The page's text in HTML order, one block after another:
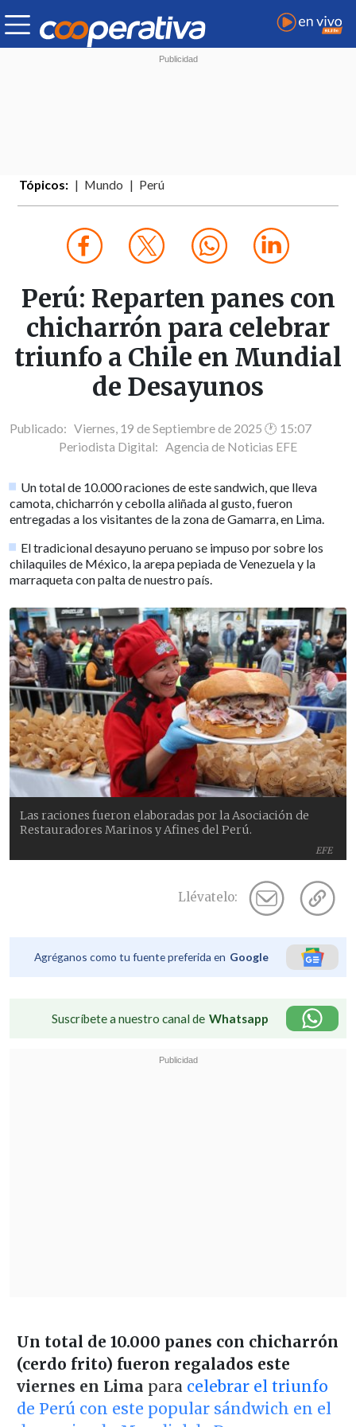
Tópicos: Mundo Perú
Perú: Reparten panes con
chicharrón para celebrar
triunfo a Chile en Mundial
de Desayunos
Publicado: Viernes, 19 de Septiembre de 2025 🕐 15:07
Periodista Digital: Agencia de Noticias EFE
Un total de 10.000 raciones de este sandwich, que lleva
camota, chicharrón y cebolla aliñada al gusto, fueron
entregadas a los visitantes de la zona de Gamarra, en Lima.
El tradicional desayuno peruano se impuso por sobre los
chilaquiles de México, la arepa pepiada de Venezuela y la
marraqueta con palta de nuestro país.
EFE
Las raciones fueron elaboradas por la Asociación de
Restauradores Marinos y Afines del Perú.
Llévatelo:
Agréganos como tu fuente preferida en Google
Suscríbete a nuestro canal de Whatsapp
Un total de 10.000 panes con chicharrón
(cerdo frito) fueron regalados este
viernes en Lima para celebrar el triunfo
de Perú con este popular sándwich en el